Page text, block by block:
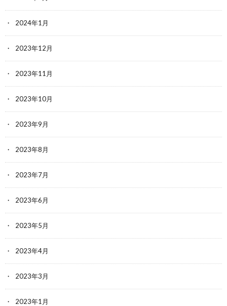
2024年1月
2023年12月
2023年11月
2023年10月
2023年9月
2023年8月
2023年7月
2023年6月
2023年5月
2023年4月
2023年3月
2023年1月